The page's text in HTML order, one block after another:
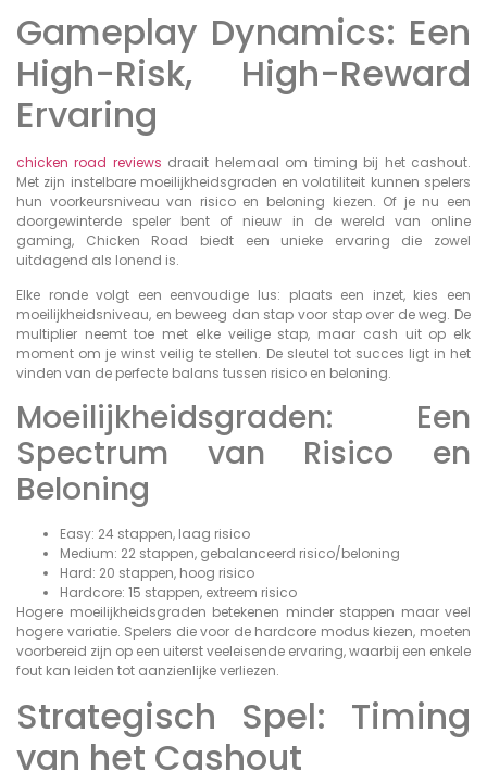
Gameplay Dynamics: Een
High-Risk, High-Reward
Ervaring
chicken road reviews draait helemaal om timing bij het cashout.
Met zijn instelbare moeilijkheidsgraden en volatiliteit kunnen spelers
hun voorkeursniveau van risico en beloning kiezen. Of je nu een
doorgewinterde speler bent of nieuw in de wereld van online
gaming, Chicken Road biedt een unieke ervaring die zowel
uitdagend als lonend is.
Elke ronde volgt een eenvoudige lus: plaats een inzet, kies een
moeilijkheidsniveau, en beweeg dan stap voor stap over de weg. De
multiplier neemt toe met elke veilige stap, maar cash uit op elk
moment om je winst veilig te stellen. De sleutel tot succes ligt in het
vinden van de perfecte balans tussen risico en beloning.
Moeilijkheidsgraden: Een
Spectrum van Risico en
Beloning
Easy: 24 stappen, laag risico
Medium: 22 stappen, gebalanceerd risico/beloning
Hard: 20 stappen, hoog risico
Hardcore: 15 stappen, extreem risico
Hogere moeilijkheidsgraden betekenen minder stappen maar veel
hogere variatie. Spelers die voor de hardcore modus kiezen, moeten
voorbereid zijn op een uiterst veeleisende ervaring, waarbij een enkele
fout kan leiden tot aanzienlijke verliezen.
Strategisch Spel: Timing
van het Cashout